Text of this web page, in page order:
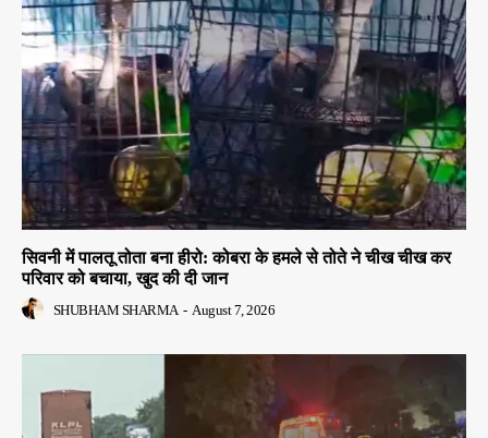
सिवनी में पालतू तोता बना हीरो: कोबरा के हमले से तोते ने चीख चीख कर
परिवार को बचाया, खुद की दी जान
SHUBHAM SHARMA - August 7, 2026